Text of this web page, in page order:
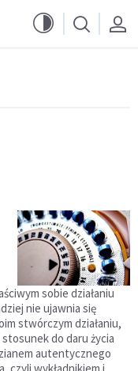
sobie działaniu
nie ujawnia się
stwórczym działaniu,
do daru życia
autentycznego